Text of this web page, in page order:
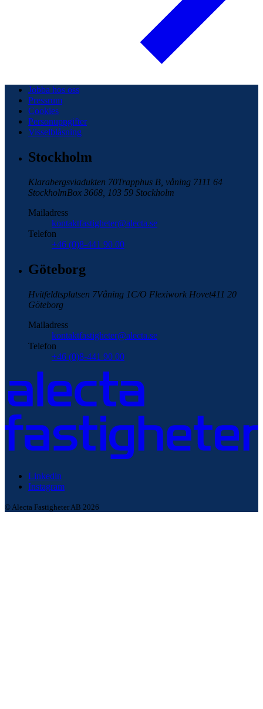
Jobba hos oss
Pressrum
Cookies
Personuppgifter
Visselblåsning
Stockholm
Klarabergsviadukten 70Trapphus B, våning 7111 64
StockholmBox 3668, 103 59 Stockholm
Mailadress
kontaktfastigheter@alecta.se
Telefon
+46 (0)8-441 90 00
Göteborg
Hvitfeldtsplatsen 7Våning 1C/O Flexiwork Hovet411 20
Göteborg
Mailadress
kontaktfastigheter@alecta.se
Telefon
+46 (0)8-441 90 00
Linkedin
Instagram
© Alecta Fastigheter AB 2026